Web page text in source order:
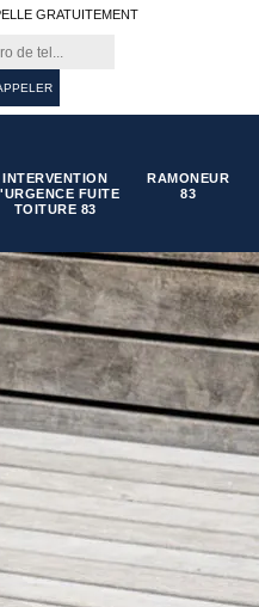
GRATUITEMENT
INTERVENTION
FUITE
TOITURE 83
RAMONEUR
83